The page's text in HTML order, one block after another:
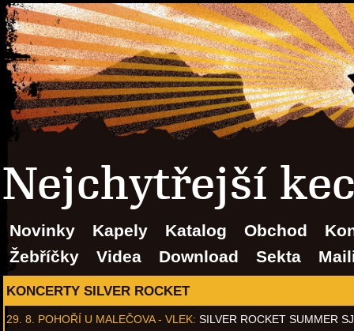
Nejchytřejší
Novinky Kapely Katalog Obchod
Žebříčky
Videa Download Sekta
KONCERTY SILVER ROCKET
29. 8. POHOŘÍ U MALEČOVA - VLEK: SILVER ROCKET SUMMER